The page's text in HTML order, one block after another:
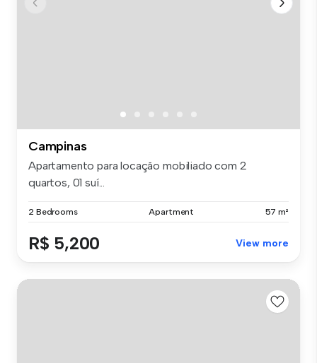
Campinas
Apartamento para locação mobiliado com 2
quartos, 01 suí...
2 Bedrooms Apartment 57 m²
R$ 5,200 View more